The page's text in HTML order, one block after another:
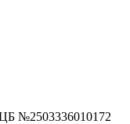
№2503336010172